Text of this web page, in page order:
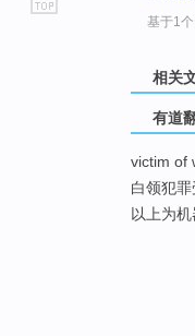
基于1
相关
有道
victim of
白领犯
以上为